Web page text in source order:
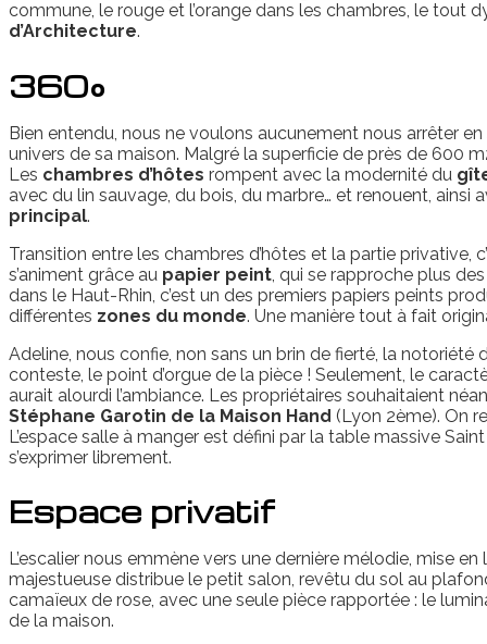
commune, le rouge et l’orange dans les chambres, le tout
d’Architecture.
360°
Bien entendu, nous ne voulons aucunement nous arrêter
univers de sa maison. Malgré la superficie de près de 600
Les chambres d’hôtes rompent avec la modernité du
avec du lin sauvage, du bois, du marbre… et renouent,
principal.
Transition entre les chambres d’hôtes et la partie privative,
s’animent grâce au papier peint , qui se rapproche plus
dans le Haut-Rhin, c’est un des premiers papiers peints
différentes zones du monde. Une manière tout à fait
Adeline, nous confie, non sans un brin de fierté, la notoriété
conteste, le point d’orgue de la pièce ! Seulement, le
aurait alourdi l’ambiance. Les propriétaires souhaitaient
Stéphane Garotin de la Maison Hand (Lyon 2ème). On
L’espace salle à manger est défini par la table massive
s’exprimer librement.
Espace privatif
L’escalier nous emmène vers une dernière mélodie, mise
majestueuse distribue le petit salon, revêtu du sol au
camaïeux de rose, avec une seule pièce rapportée : le
de la maison.